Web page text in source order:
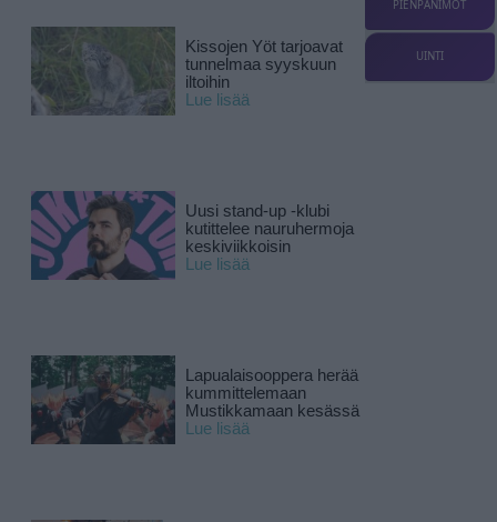
Kissojen Yöt tarjoavat
tunnelmaa syyskuun
iltoihin
Lue lisää
Uusi stand-up -klubi
kutittelee nauruhermoja
keskiviikkoisin
Lue lisää
Lapualaisooppera herää
kummittelemaan
Mustikkamaan kesässä
Lue lisää
PIENPANIMOT
UINTI